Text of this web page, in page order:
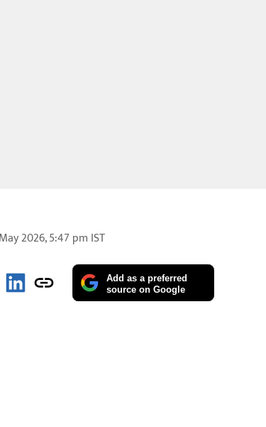
2026, 5:47 pm IST
Add as a preferred
source on Google